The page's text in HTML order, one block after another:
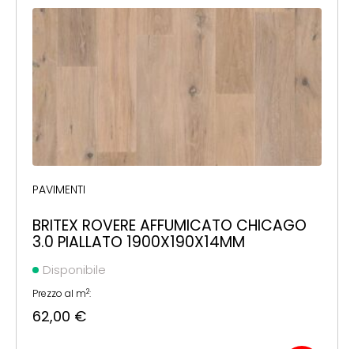
PAVIMENTI
BRITEX ROVERE AFFUMICATO CHICAGO
3.0 PIALLATO 1900X190X14MM
Disponibile
Prezzo al m2:
62,00 €